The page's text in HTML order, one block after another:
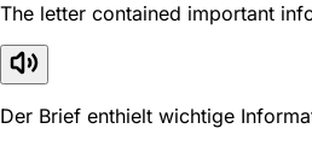
The letter contained important
Der Brief enthielt wichtige